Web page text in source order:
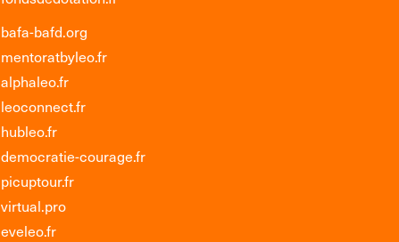
bafa-bafd.org
mentoratbyleo.fr
alphaleo.fr
leoconnect.fr
hubleo.fr
democratie-courage.fr
picuptour.fr
virtual.pro
eveleo.fr